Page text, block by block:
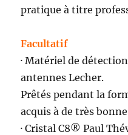
pratique à titre
Facultatif
· Matériel de
antennes Lecher.
Prêtés pendant la
acquis à de très
· Cristal C8® Paul